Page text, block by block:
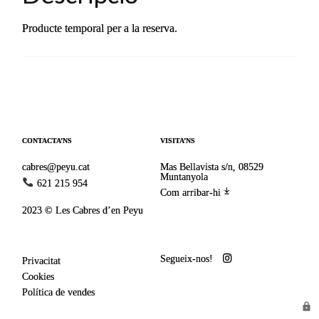
Producte temporal per a la reserva.
CONTACTA’NS
cabres@peyu.cat
621 215 954
2023 © Les Cabres d’en Peyu
VISITA’NS
Mas Bellavista s/n, 08529
Muntanyola
Com arribar-hi
Privacitat
Cookies
Política de vendes
Segueix-nos!
lock